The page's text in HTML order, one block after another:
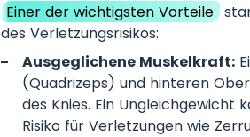
Einer der wichtigsten Vorteile
des Verletzungsrisikos:
Ausgeglichene Muskelkraft:
(Quadrizeps) und hinteren
des Knies. Ein Ungleichgewicht
Risiko für Verletzungen wie